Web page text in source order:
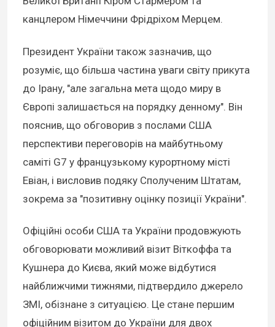
канцлером Німеччини Фрідріхом Мерцем.
Президент України також зазначив, що
розуміє, що більша частина уваги світу прикута
до Ірану, "але загальна мета щодо миру в
Європі залишається на порядку денному". Він
пояснив, що обговорив з послами США
перспективи переговорів на майбутньому
саміті G7 у французькому курортному місті
Евіан, і висловив подяку Сполученим Штатам,
зокрема за "позитивну оцінку позиції України".
Офіційні особи США та України продовжують
обговорювати можливий візит Віткоффа та
Кушнера до Києва, який може відбутися
найближчими тижнями, підтвердило джерело
ЗМІ, обізнане з ситуацією. Це стане першим
офіційним візитом до України для двох